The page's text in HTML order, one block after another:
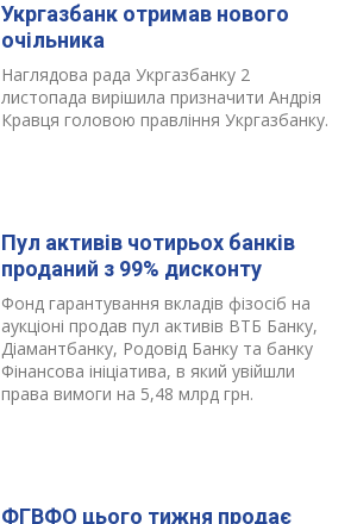
Укргазбанк отримав нового
очільника
Наглядова рада Укргазбанку 2
листопада вирішила призначити Андрія
Кравця головою правління Укргазбанку.
Пул активів чотирьох банків
проданий з 99% дисконту
Фонд гарантування вкладів фізосіб на
аукціоні продав пул активів ВТБ Банку,
Діамантбанку, Родовід Банку та банку
Фінансова ініціатива, в який увійшли
права вимоги на 5,48 млрд грн.
ФГВФО цього тижня продає